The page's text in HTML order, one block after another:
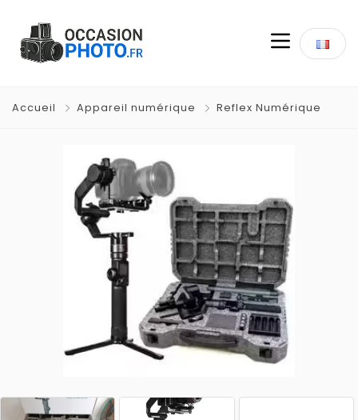
Accueil Appareil numérique Reflex Numérique